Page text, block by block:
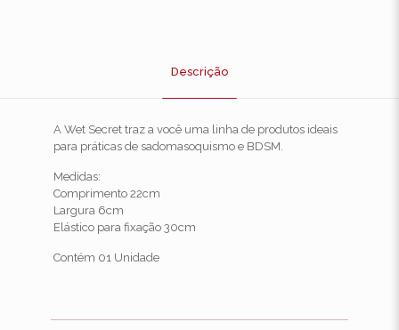
Descrição
A Wet Secret traz a você uma linha de produtos ideais
para práticas de sadomasoquismo e BDSM.
Medidas:
Comprimento 22cm
Largura 6cm
Elástico para fixação 30cm
Contém 01 Unidade